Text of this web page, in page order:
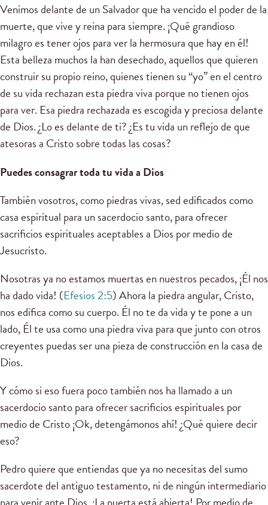
Venimos delante de un Salvador que ha vencido el poder de la
muerte, que vive y reina para siempre. ¡Qué grandioso
milagro es tener ojos para ver la hermosura que hay en él!
Esta belleza muchos la han desechado, aquellos que quieren
construir su propio reino, quienes tienen su “yo” en el centro
de su vida rechazan esta piedra viva porque no tienen ojos
para ver. Esa piedra rechazada es escogida y preciosa delante
de Dios. ¿Lo es delante de ti? ¿Es tu vida un reflejo de que
atesoras a Cristo sobre todas las cosas?
Puedes consagrar toda tu vida a Dios
También vosotros, como piedras vivas, sed edificados como
casa espiritual para un sacerdocio santo, para ofrecer
sacrificios espirituales aceptables a Dios por medio de
Jesucristo.
Nosotras ya no estamos muertas en nuestros pecados, ¡Él nos
ha dado vida! (Efesios 2:5) Ahora la piedra angular, Cristo,
nos edifica como su cuerpo. Él no te da vida y te pone a un
lado, Él te usa como una piedra viva para que junto con otros
creyentes puedas ser una pieza de construcción en la casa de
Dios.
Y cómo si eso fuera poco también nos ha llamado a un
sacerdocio santo para ofrecer sacrificios espirituales por
medio de Cristo ¡Ok, detengámonos ahí! ¿Qué quiere decir
eso?
Pedro quiere que entiendas que ya no necesitas del sumo
sacerdote del antiguo testamento, ni de ningún intermediario